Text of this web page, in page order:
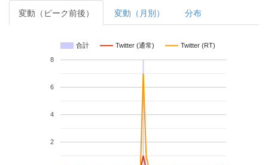
変動（ピーク前後） 変動（月別） 分布
合計 Twitter (通常) Twitter (RT)
2
4
6
8